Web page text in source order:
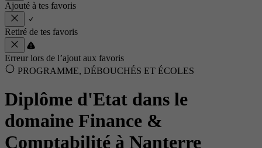
Ajouté à tes favoris
Retiré de tes favoris
Erreur lors de l’ajout aux favoris
PROGRAMME, DÉBOUCHÉS ET ÉCOLES
Diplôme d'Etat dans le
domaine Finance &
Comptabilité à Nanterre